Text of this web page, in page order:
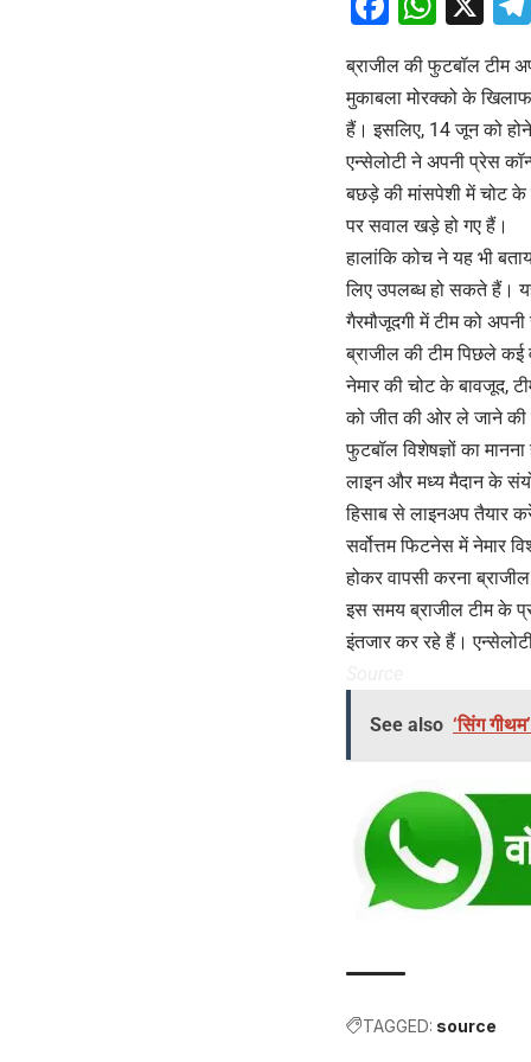
ब्राजील की फुटबॉल टीम
मुकाबला मोरक्को के
हैं। इसलिए, 14 जून को
एन्सेलोटी ने अपनी प्रेस
बछड़े की मांसपेशी में चोट के
पर सवाल खड़े हो गए हैं।
हालांकि कोच ने यह भी
लिए उपलब्ध हो सकते हैं।
गैरमौजूदगी में टीम को
ब्राजील की टीम पिछले कई
नेमार की चोट के बावजूद,
को जीत की ओर ले जाने की
फुटबॉल विशेषज्ञों का
लाइन और मध्य मैदान के
हिसाब से लाइनअप तैयार
सर्वोत्तम फिटनेस में नेमार
होकर वापसी करना
इस समय ब्राजील टीम के
इंतजार कर रहे हैं।
See also ‘सिंग
TAGGED: source